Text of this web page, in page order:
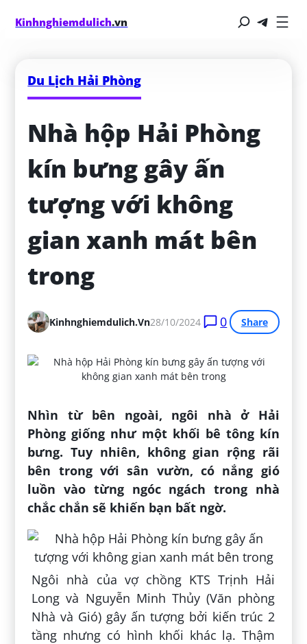
Kinhnghiemdulich.vn
Du Lịch Hải Phòng
Nhà hộp Hải Phòng
kín bưng gây ấn
tượng với không
gian xanh mát bên
trong
Kinhnghiemdulich.vn28/10/2024 0 Share
Nhìn từ bên ngoài, ngôi nhà ở Hải
Phòng giống như một khối bê tông kín
bưng. Tuy nhiên, không gian rộng rãi
bên trong với sân vườn, có nắng gió
luồn vào từng ngóc ngách trong nhà
chắc chắn sẽ khiến bạn bất ngờ.
Ngôi nhà của vợ chồng KTS Trịnh Hải
Long và Nguyễn Minh Thủy (Văn phòng
Nhà và Gió) gây ấn tượng bởi kiến trúc 2
tầng nhưng có hình khối khác lạ. Thậm